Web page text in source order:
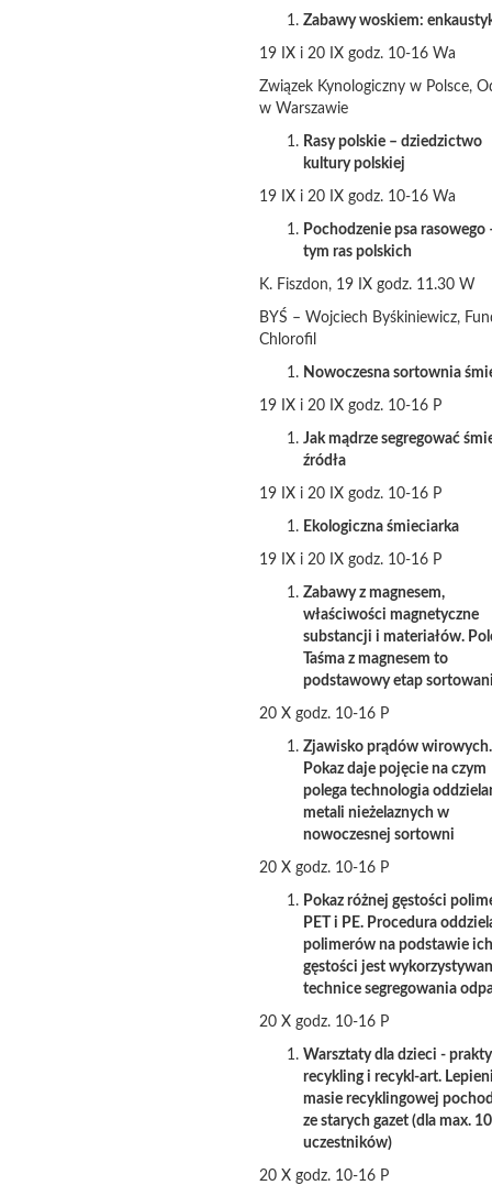
Zabawy woskiem:
19 IX i 20 IX godz. 10-16 Wa
Związek Kynologiczny w Polsce,
w Warszawie
Rasy polskie – dziedzictwo
kultury polskiej
19 IX i 20 IX godz. 10-16 Wa
Pochodzenie psa rasowego
tym ras polskich
K. Fiszdon, 19 IX godz. 11.30 W
BYŚ – Wojciech Byśkiniewicz,
Chlorofil
Nowoczesna sortownia
19 IX i 20 IX godz. 10-16 P
Jak mądrze segregować
źródła
19 IX i 20 IX godz. 10-16 P
Ekologiczna śmieciarka
19 IX i 20 IX godz. 10-16 P
Zabawy z magnesem,
właściwości magnetyczne
substancji i materiałów.
Taśma z magnesem to
podstawowy etap
20 X godz. 10-16 P
Zjawisko prądów wirowych.
Pokaz daje pojęcie na czym
polega technologia
metali nieżelaznych w
nowoczesnej sortowni
20 X godz. 10-16 P
Pokaz różnej gęstości
PET i PE. Procedura
polimerów na podstawie ich
gęstości jest
technice segregowania
20 X godz. 10-16 P
Warsztaty dla dzieci -
recykling i recykl-art.
masie recyklingowej
ze starych gazet (dla max.
uczestników)
20 X godz. 10-16 P